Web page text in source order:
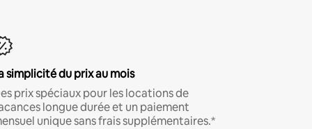
simplicité du prix au mois
prix spéciaux pour les locations de
longue durée et un paiement
unique sans frais supplémentaires.*